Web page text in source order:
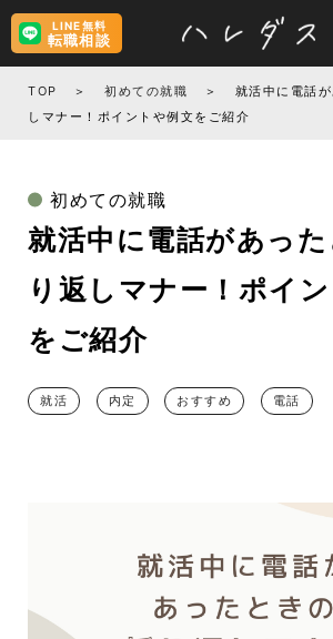
LINE無料
転職相談
TOP 初めての就職
就活中に電話
しマナー！ポイントや例文をご紹介
初めての就職
就活中に電話があっ
り返しマナー！ポイ
をご紹介
就活 内定 おすすめ 電話